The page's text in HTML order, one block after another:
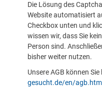
Die Lösung des
Website automatisiert
Checkbox unten und
wissen wir, dass Sie
Person sind.
bisher weiter nutzen.
Unsere AGB können Sie
gesucht.de/en/agb.html